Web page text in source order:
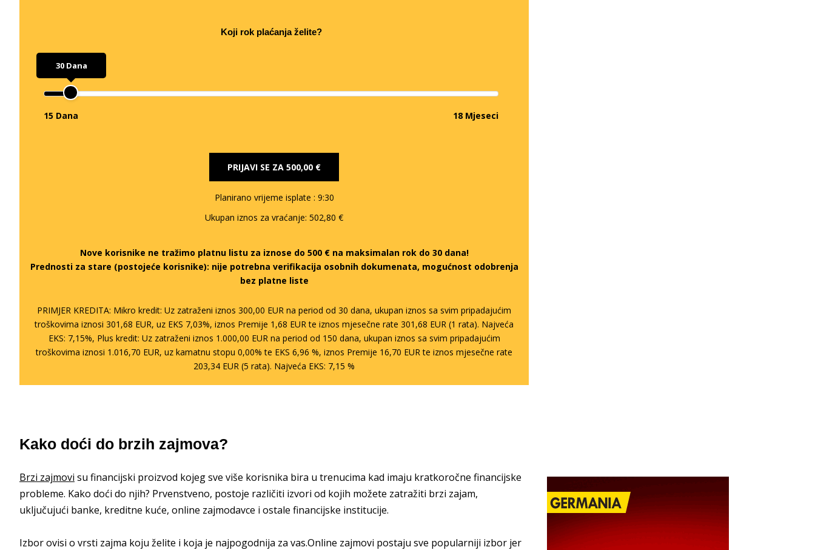
Koji rok plaćanja želite?
30 Dana
15 Dana 18 Mjeseci
PRIJAVI SE ZA 500,00 €
Planirano vrijeme isplate : 9:30
Ukupan iznos za vraćanje: 502,80 €
Nove korisnike ne tražimo platnu listu za iznose do 500 € na maksimalan rok do 30 dana!
Prednosti za stare (postojeće korisnike): nije potrebna verifikacija osobnih dokumenata, mogućnost odobrenja
bez platne liste
PRIMJER KREDITA: Mikro kredit: Uz zatraženi iznos 300,00 EUR na period od 30 dana, ukupan iznos sa svim pripadajućim
troškovima iznosi 301,68 EUR, uz EKS 7,03%, iznos Premije 1,68 EUR te iznos mjesečne rate 301,68 EUR (1 rata). Najveća
EKS: 7,15%, Plus kredit: Uz zatraženi iznos 1.000,00 EUR na period od 150 dana, ukupan iznos sa svim pripadajućim
troškovima iznosi 1.016,70 EUR, uz kamatnu stopu 0,00% te EKS 6,96 %, iznos Premije 16,70 EUR te iznos mjesečne rate
203,34 EUR (5 rata). Najveća EKS: 7,15 %
Kako doći do brzih zajmova?
Brzi zajmovi su financijski proizvod kojeg sve više korisnika bira u trenucima kad imaju kratkoročne financijske
probleme. Kako doći do njih? Prvenstveno, postoje različiti izvori od kojih možete zatražiti brzi zajam,
uključujući banke, kreditne kuće, online zajmodavce i ostale financijske institucije.
Izbor ovisi o vrsti zajma koju želite i koja je najpogodnija za vas.Online zajmovi postaju sve popularniji izbor jer